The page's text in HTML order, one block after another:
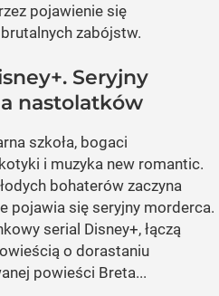
pojawienie się
zabójstw.
Seryjny
nastolatków
szkoła, bogaci
i muzyka new romantic.
bohaterów zaczyna
pojawia się seryjny morderca.
serial Disney+, łączą
o dorastaniu
powieści Breta...